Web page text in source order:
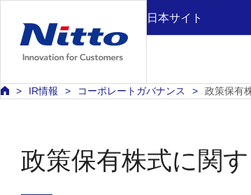
日本サイト
IR情報 コーポレートガバナンス 政策保有
政策保有株式に関